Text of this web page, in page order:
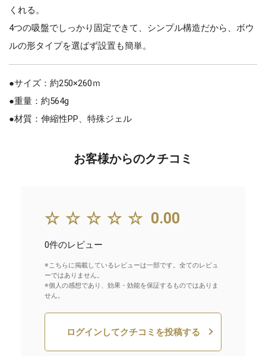
くれる。
4つの吸盤でしっかり固定できて、シンプル構造だから、ボウ
ルの形タイプを選ばず設置も簡単。
●サイズ：約250×260ｍ
●重量：約564g
●材質：伸縮性PP、特殊ジェル
お客様からのクチコミ
☆☆☆☆☆ 0.00
0件のレビュー
※こちらに掲載しているレビューは一部です。全てのレビュ
ーではありません。
※個人の感想であり、効果・効能を保証するものではありま
せん。
ログインしてクチコミを投稿する